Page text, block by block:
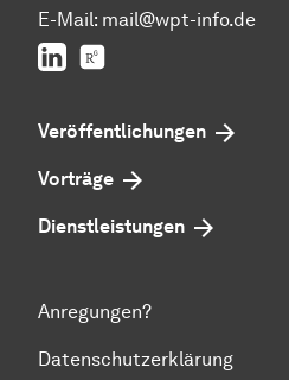
E-Mail: mail@wpt-info.de
LinkedIn
Veröffentlichungen
Vorträge
Dienstleistungen
Anregungen?
Datenschutzerklärung